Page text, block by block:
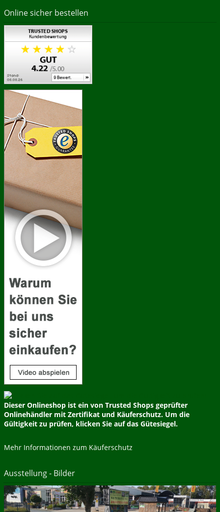
Online sicher bestellen
Dieser Onlineshop ist ein von Trusted Shops geprüfter
Onlinehändler mit Zertifikat und Käuferschutz. Um die
Gültigkeit zu prüfen, klicken Sie auf das Gütesiegel.
Mehr Informationen zum Käuferschutz
Ausstellung - Bilder